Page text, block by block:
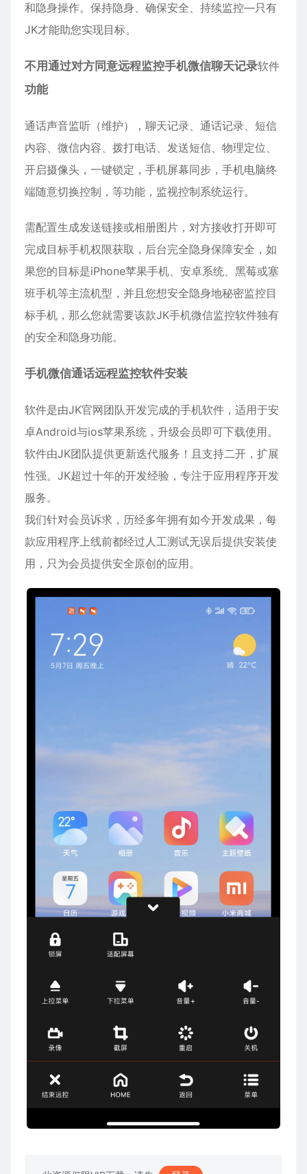
和隐身操作。保持隐身、确保安全、持续监控—只有
JK才能助您实现目标。
不用通过对方同意远程监控手机微信聊天记录软件
功能
通话声音监听（维护），聊天记录、通话记录、短信
内容、 微信内容、拨打电话、发送短信、物理定位、
开启摄像头，一键锁定，手机屏幕同步，手机电脑终
端随意切换控制，等功能，监视控制系统运行。
需配置生成发送链接或相册图片，对方接收打开即可
完成目标手机权限获取，后台完全隐身保障安全，如
果您的目标是iPhone苹果手机、 安卓系统、黑莓或塞
班手机等主流机型，并且您想安全隐身地秘密监控目
标手机，那么您就需要该款JK手机微信监控软件独有
的安全和隐身功能。
手机微信通话远程监控软件安装
软件是由JK官网团队开发完成的手机软件，适用于安
卓Android与ios苹果系统，升级会员即可下载使用。
软件由JK团队提供更新迭代服务！且支持二开，扩展
性强。JK超过十年的开发经验，专注于应用程序开发
服务。
我们针对会员诉求，历经多年拥有如今开发成果，每
款应用程序上线前都经过人工测试无误后提供安装使
用，只为会员提供安全原创的应用。